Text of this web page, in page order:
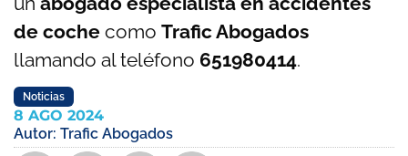
Noticias
8 AGO 2024
Autor: Trafic Abogados
de coche como Trafic Abogados
llamando al teléfono 651980414.